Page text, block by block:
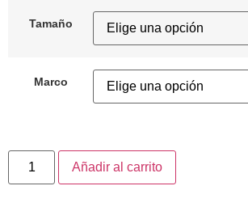
Tamaño
Marco
Añadir al carrito